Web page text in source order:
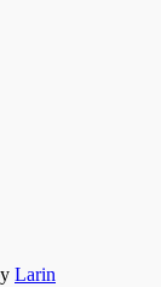
Larin